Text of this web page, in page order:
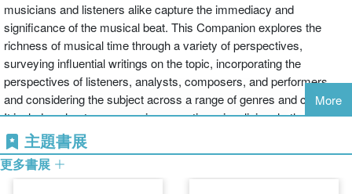
musicians and listeners alike capture the immediacy and
significance of the musical beat. This Companion explores the
richness of musical time through a variety of perspectives,
surveying influential writings on the topic, incorporating the
perspectives of listeners, analysts, composers, and performers,
and considering the subject across a range of genres and cultures.
It includes chapters on music perception, visualizing rhythmic
notation, composers' writings on rhythm, rhythm in jazz, rock, and
hip-hop. Taking a global approach, chapters also explore rhythmic
styles in the music of India, Africa, Bali, Latin America and the
More
主題書展
更多書展